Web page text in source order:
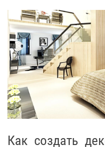
Как создать